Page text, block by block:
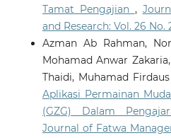
Tamat Pengajian ,
and Research: Vol. 26 No.
Azman Ab Rahman,
Mohamad Anwar
Thaidi, Muhamad
Aplikasi Permainan
(GZG) Dalam
Journal of Fatwa